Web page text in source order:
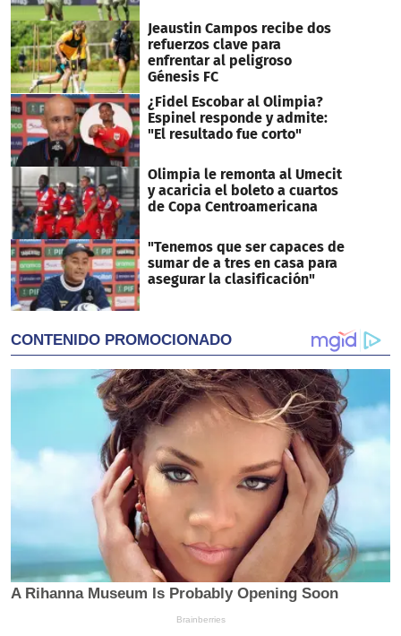
Jeaustin Campos recibe dos
refuerzos clave para
enfrentar al peligroso
Génesis FC
¿Fidel Escobar al Olimpia?
Espinel responde y admite:
"El resultado fue corto"
Olimpia le remonta al Umecit
y acaricia el boleto a cuartos
de Copa Centroamericana
"Tenemos que ser capaces de
sumar de a tres en casa para
asegurar la clasificación"